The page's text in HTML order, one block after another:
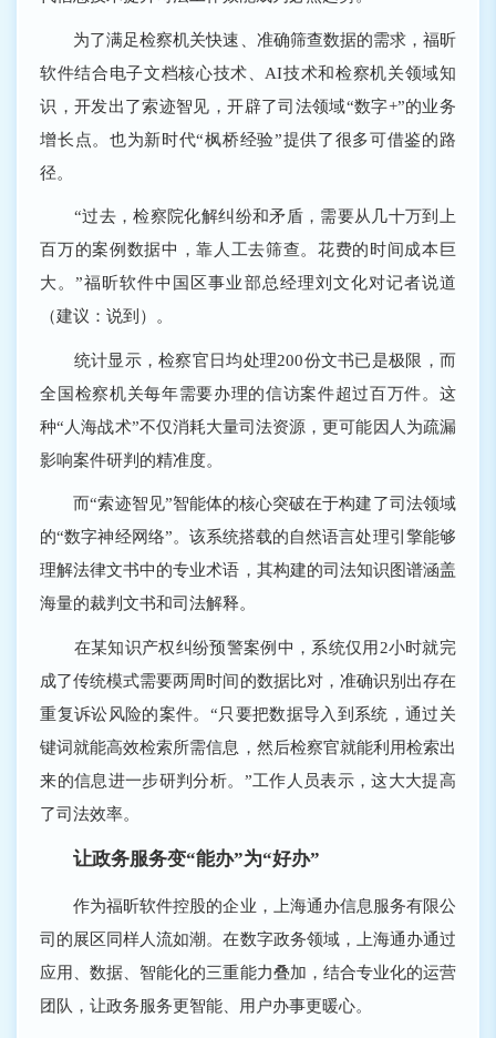
为了满足检察机关快速、准确筛查数据的需求，福昕
软件结合电子文档核心技术、AI技术和检察机关领域知
识，开发出了索迹智见，开辟了司法领域“数字+”的业务
增长点。也为新时代“枫桥经验”提供了很多可借鉴的路
径。
“过去，检察院化解纠纷和矛盾，需要从几十万到上
百万的案例数据中，靠人工去筛查。花费的时间成本巨
大。”福昕软件中国区事业部总经理刘文化对记者说道
（建议：说到）。
统计显示，检察官日均处理200份文书已是极限，而
全国检察机关每年需要办理的信访案件超过百万件。这
种“人海战术”不仅消耗大量司法资源，更可能因人为疏漏
影响案件研判的精准度。
而“索迹智见”智能体的核心突破在于构建了司法领域
的“数字神经网络”。该系统搭载的自然语言处理引擎能够
理解法律文书中的专业术语，其构建的司法知识图谱涵盖
海量的裁判文书和司法解释。
在某知识产权纠纷预警案例中，系统仅用2小时就完
成了传统模式需要两周时间的数据比对，准确识别出存在
重复诉讼风险的案件。“只要把数据导入到系统，通过关
键词就能高效检索所需信息，然后检察官就能利用检索出
来的信息进一步研判分析。”工作人员表示，这大大提高
了司法效率。
让政务服务变“能办”为“好办”
作为福昕软件控股的企业，上海通办信息服务有限公
司的展区同样人流如潮。在数字政务领域，上海通办通过
应用、数据、智能化的三重能力叠加，结合专业化的运营
团队，让政务服务更智能、用户办事更暖心。